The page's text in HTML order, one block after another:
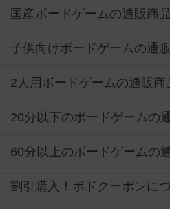
国産ボードゲームの通販商品
子供向けボードゲームの通
2人用ボードゲームの通販商
20分以下のボードゲームの
60分以上のボードゲームの
割引購入！ボドクーポンに